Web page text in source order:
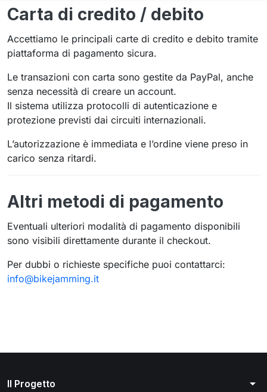
Carta di credito / debito
Accettiamo le principali carte di credito e debito tramite
piattaforma di pagamento sicura.
Le transazioni con carta sono gestite da PayPal, anche
senza necessità di creare un account.
Il sistema utilizza protocolli di autenticazione e
protezione previsti dai circuiti internazionali.
L’autorizzazione è immediata e l’ordine viene preso in
carico senza ritardi.
Altri metodi di pagamento
Eventuali ulteriori modalità di pagamento disponibili
sono visibili direttamente durante il checkout.
Per dubbi o richieste specifiche puoi contattarci:
info@bikejamming.it
Il Progetto arrow_drop_down